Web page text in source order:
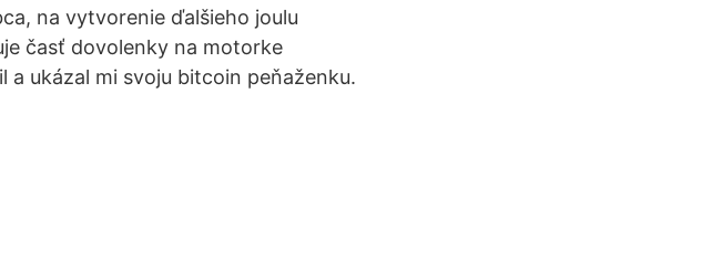
na vytvorenie ďalšieho joulu
časť dovolenky na motorke
ukázal mi svoju bitcoin peňaženku.